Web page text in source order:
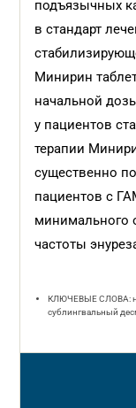
подъязычных
в стандарт
Минирин
начальной
у пациентов
терапии
существенно
пациентов с
минимального
частоты
КЛЮЧЕВЫЕ СЛОВА:
сублингвальный